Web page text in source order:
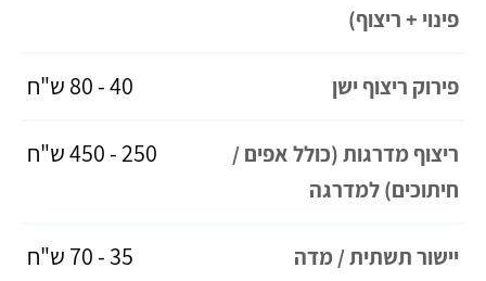
פינוי + ריצוף)
פירוק ריצוף ישן 40 - 80 ש"ח
ריצוף מדרגות (כולל אפים /
חיתוכים) למדרגה
250 - 450 ש"ח
יישור תשתית / מדה 35 - 70 ש"ח